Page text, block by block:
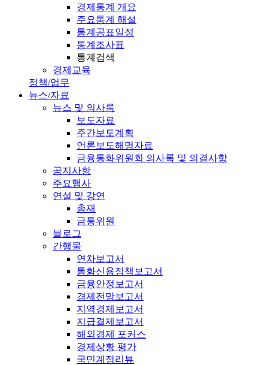
경제통계 개요
주요통계 해설
통계공표일정
통계조사표
통계검색
경제교육
정책/업무
뉴스/자료
뉴스 및 의사록
보도자료
주간보도계획
언론보도해명자료
금융통화위원회 의사록 및 의결사항
공지사항
주요행사
연설 및 강연
총재
금통위원
블로그
간행물
연차보고서
통화신용정책보고서
금융안정보고서
경제전망보고서
지역경제보고서
지급결제보고서
해외경제 포커스
경제상황 평가
국민계정리뷰